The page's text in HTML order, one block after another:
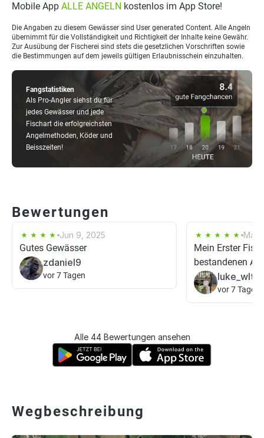
Fangstatistiken
Als Pro-Angler siehst du für
jedes Gewässer und jede
Fischart die erfolgreichsten
Angelmethoden, Köder und
Beisszeiten!
Mobile App ALLE ANGELN kostenlos im App Store!
Die Angaben zu diesem Gewässer sind User generated Content. Alle Angeln
übernimmt für die Vollständigkeit und Richtigkeit der Inhalte keine Gewähr.
Zur Ausübung der Fischerei sind stets die gesetzlichen Vorschriften sowie
die Bestimmungen auf dem jeweils gültigen Erlaubnisschein einzuhalten.
Bewertungen
Jun 9, 2025
Gutes Gewässer
zdaniel9
vor 7 Tagen
May
Mein Erster
bestandenen
vor 7 Tagen
Alle 44 Bewertungen ansehen
Wegbeschreibung